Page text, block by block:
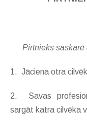
Pirtnieks saskarē
1. Jāciena otra
2. Savas
sargāt katra cilvēka